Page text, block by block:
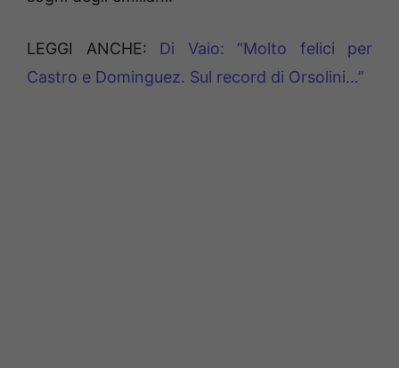
LEGGI ANCHE: Di Vaio: “Molto felici per
Castro e Dominguez. Sul record di Orsolini…”